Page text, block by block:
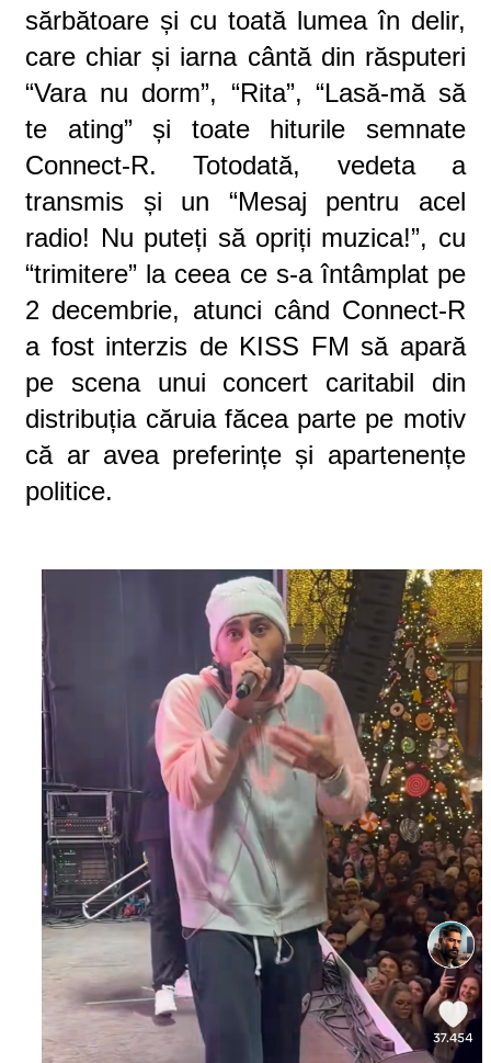
sărbătoare și cu toată lumea în delir,
care chiar și iarna cântă din răsputeri
“Vara nu dorm”, “Rita”, “Lasă-mă să
te ating” și toate hiturile semnate
Connect-R. Totodată, vedeta a
transmis și un “Mesaj pentru acel
radio! Nu puteți să opriți muzica!”, cu
“trimitere” la ceea ce s-a întâmplat pe
2 decembrie, atunci când Connect-R
a fost interzis de KISS FM să apară
pe scena unui concert caritabil din
distribuția căruia făcea parte pe motiv
că ar avea preferințe și apartenențe
politice.